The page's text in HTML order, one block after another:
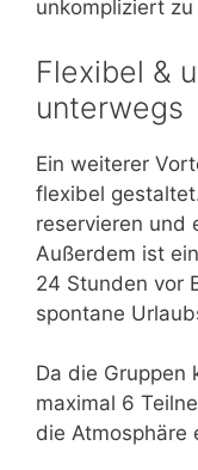
unkompliziert
Flexibel &
unterwegs
Ein weiterer
flexibel
reservieren und
Außerdem ist
24 Stunden vor
spontane
Da die Gruppen
maximal 6
die Atmosphäre